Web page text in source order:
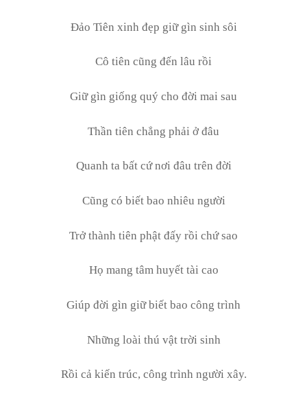
Đảo Tiên xinh đẹp giữ gìn sinh sôi
Cô tiên cũng đến lâu rồi
Giữ gìn giống quý cho đời mai sau
Thần tiên chẳng phải ở đâu
Quanh ta bất cứ nơi đâu trên đời
Cũng có biết bao nhiêu người
Trở thành tiên phật đấy rồi chứ sao
Họ mang tâm huyết tài cao
Giúp đời gìn giữ biết bao công trình
Những loài thú vật trời sinh
Rồi cả kiến trúc, công trình người xây.